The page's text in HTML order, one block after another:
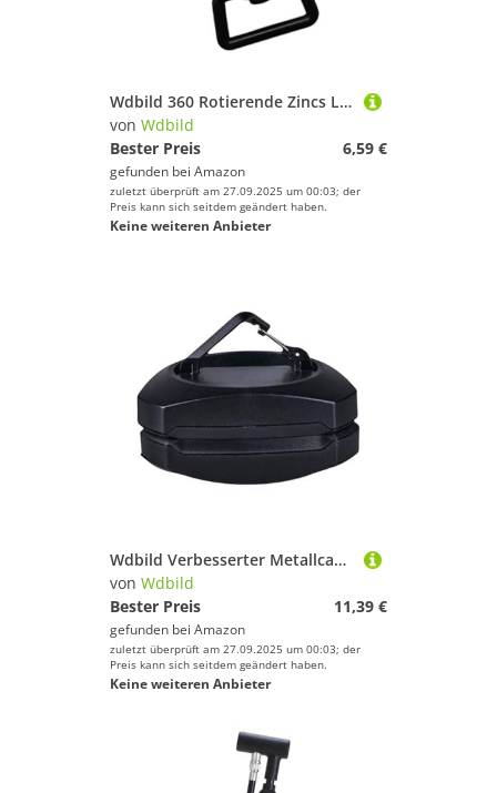
Schwimmen
Skateboarding
Sportausstattung
Sportbekleidung
Sportschuhe
Tauchen & Schnorcheln
Wakeboarding
Wakeskating
Windsurfing
Wdbild 360 Rotierende Zincs Legierungen Hundeleine Clip Sicherheitsverriegelungshaken Für Wandern Und Erkundungen Schnell Freisetzung Haken
von Wdbild
Bester Preis
6,59 €
gefunden bei Amazon
zuletzt überprüft am 27.09.2025 um 00:03; der
Preis kann sich seitdem geändert haben.
Keine weiteren Anbieter
Wdbild Verbesserter Metallcamping Haken Mit Dreifachem Magnetisch Schwerem Camping Für Wanderzubehör Wanderungsmagnetgeräte
von Wdbild
Bester Preis
11,39 €
gefunden bei Amazon
zuletzt überprüft am 27.09.2025 um 00:03; der
Preis kann sich seitdem geändert haben.
Keine weiteren Anbieter